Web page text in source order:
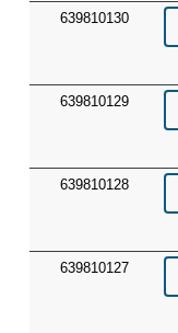
639810130
639810129
639810128
639810127